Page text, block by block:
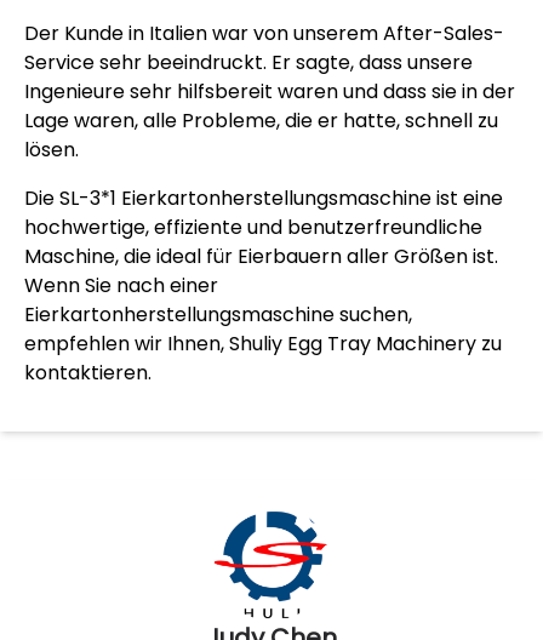
Der Kunde in Italien war von unserem After-Sales-
Service sehr beeindruckt. Er sagte, dass unsere
Ingenieure sehr hilfsbereit waren und dass sie in der
Lage waren, alle Probleme, die er hatte, schnell zu
lösen.
Die SL-3*1 Eierkartonherstellungsmaschine ist eine
hochwertige, effiziente und benutzerfreundliche
Maschine, die ideal für Eierbauern aller Größen ist.
Wenn Sie nach einer
Eierkartonherstellungsmaschine suchen,
empfehlen wir Ihnen, Shuliy Egg Tray Machinery zu
kontaktieren.